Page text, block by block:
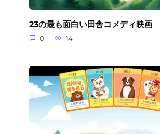
23の最も面白い田舎コメディ映画
0 14